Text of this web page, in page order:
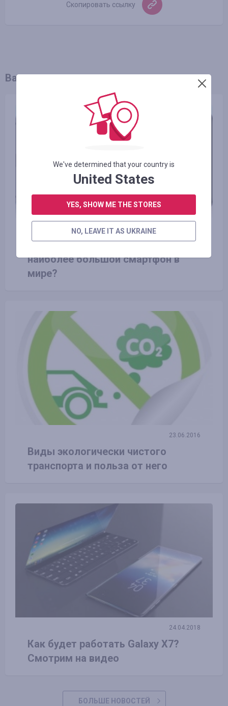
Скопировать ссылку
Вам так же может понравиться
Huawei Mate 20X: что подготовил
наиболее большой смартфон в
мире?
23.06.2016
Виды экологически чистого
транспорта и польза от него
24.04.2018
Как будет работать Galaxy X7?
Смотрим на видео
БОЛЬШЕ НОВОСТЕЙ
We've determined that your country is
United States
YES, SHOW ME THE STORES
NO, LEAVE IT AS UKRAINE